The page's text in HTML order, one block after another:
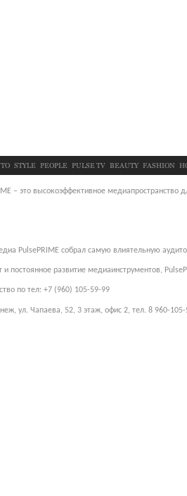
STYLE PEOPLE PULSE TV BEAUTY FASHION
– это высокоэффективное медиапространство
PulsePRIME собрал самую влиятельную
и постоянное развитие медиаинструментов,
по тел: +7 (960) 105-59-99
ул. Чапаева, 52, 3 этаж, офис 2, тел. 8 960-